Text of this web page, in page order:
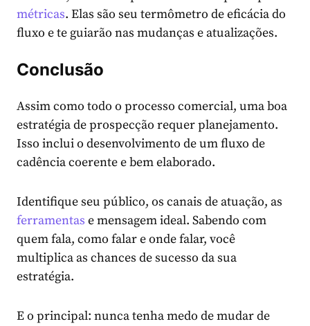
métricas. Elas são seu termômetro de eficácia do
fluxo e te guiarão nas mudanças e atualizações.
Conclusão
Assim como todo o processo comercial, uma boa
estratégia de prospecção requer planejamento.
Isso inclui o desenvolvimento de um fluxo de
cadência coerente e bem elaborado.
Identifique seu público, os canais de atuação, as
ferramentas e mensagem ideal. Sabendo com
quem fala, como falar e onde falar, você
multiplica as chances de sucesso da sua
estratégia.
E o principal: nunca tenha medo de mudar de